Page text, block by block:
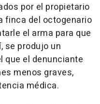
por el propietario
finca del octogenario
el arma para que
se produjo un
que el denunciante
menos graves,
médica.